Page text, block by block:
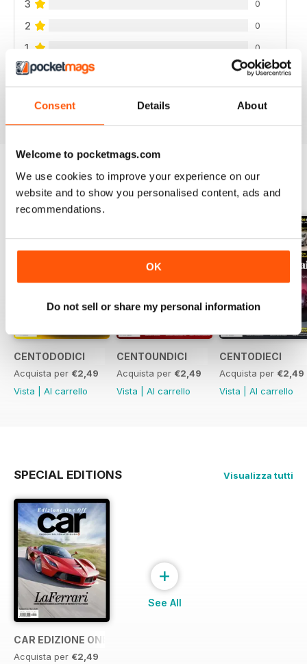
Consent Details About
Welcome to pocketmags.com
We use cookies to improve your experience on our
website and to show you personalised content, ads and
recommendations.
OK
Do not sell or share my personal information
3 0
2 0
1 0
EDIZIONI INDIETRO Visualizza tutti
CENTODODICI
Acquista per €2,49
Vista
Al carrello
CENTOUNDICI
Acquista per €2,49
Vista
Al carrello
CENTODIECI
Acquista per €2,49
Vista
Al carrello
SPECIAL EDITIONS Visualizza tutti
CAR EDIZIONE ONE OFF "LaFerrari"
Acquista per €2,49
+
See All